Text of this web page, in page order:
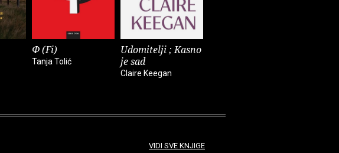
Φ (Fi)
Tanja Tolić
Udomitelji ; Kasno
je sad
Claire Keegan
VIDI SVE KNJIGE